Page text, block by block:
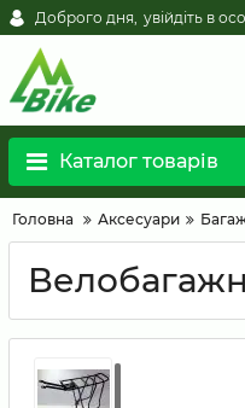
Доброго дня, увійдіть в
Каталог товарів
Головна Аксесуари